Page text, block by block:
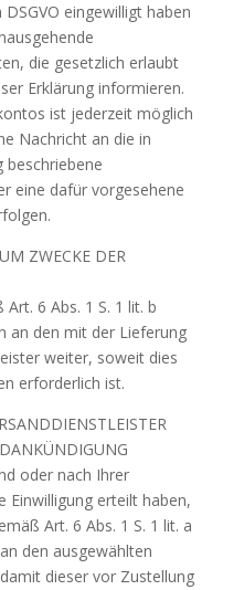
eingewilligt haben
die gesetzlich erlaubt
Erklärung informieren.
ist jederzeit möglich
Nachricht an die in
beschriebene
eine dafür vorgesehene
ZWECKE DER
6 Abs. 1 S. 1 lit. b
an den mit der Lieferung
weiter, soweit dies
erforderlich ist.
oder nach Ihrer
Einwilligung erteilt haben,
Art. 6 Abs. 1 S. 1 lit. a
den ausgewählten
dieser vor Zustellung